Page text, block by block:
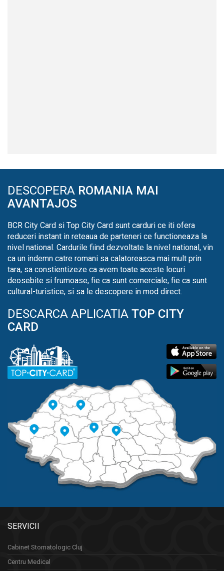
DESCOPERA ROMANIA MAI
AVANTAJOS
BCR City Card si Top City Card sunt carduri ce iti ofera
reduceri instant in reteaua de parteneri ce functioneaza la
nivel national. Cardurile fiind dezvoltate la nivel national, vin
ca un indemn catre romani sa calatoreasca mai mult prin
tara, sa constientizeze ca avem toate aceste locuri
deosebite si frumoase, fie ca sunt comerciale, fie ca sunt
cultural-turistice, si sa le descopere in mod direct.
DESCARCA APLICATIA TOP CITY
CARD
SERVICII
Cabinet Stomatologic Cluj
Centru Medical